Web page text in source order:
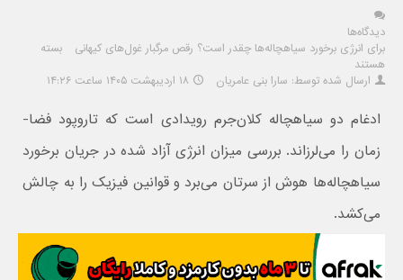
دیدگاه‌ها
برای انرژی برخورد سیاهچاله‌ها چقدر است؟ رقص مرگبار غول‌های کیهانی
بسته
هستند
ارسال شده توسط: سارا بنی عامریان
۱۸ اردیبهشت ۱۴۰۵ ساعت ۱۴:۲۶
ادغام دو سیاهچاله کلان‌جرم رویدادی است که تاروپود فضا-
زمان را می‌لرزاند. بررسی میزان انرژی آزاد شده در جریان برخورد
سیاهچاله‌ها هوش از سرتان می‌برد و قوانین فیزیک را به چالش
می‌کشد.